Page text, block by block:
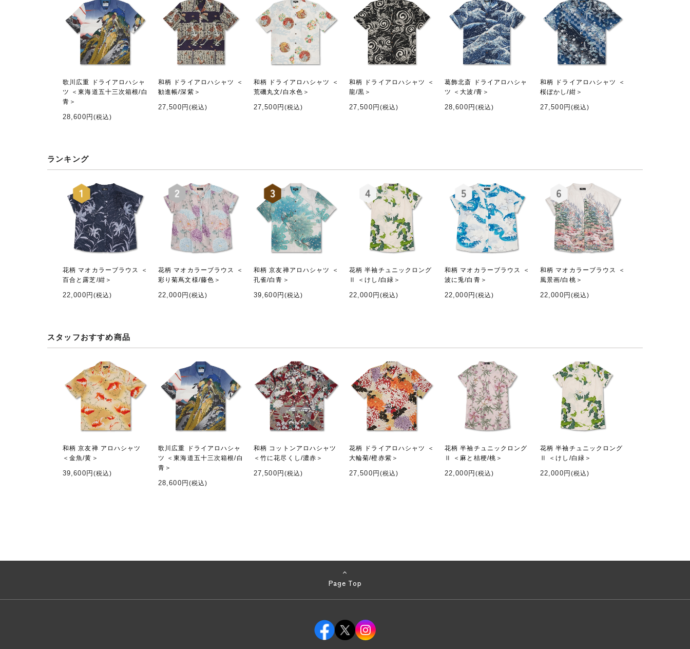
歌川広重 ドライアロハシャ
ツ ＜東海道五十三次箱根/白
青＞
28,600円 (税込)
和柄 ドライアロハシャツ ＜
勧進帳/深紫＞
27,500円 (税込)
和柄 ドライアロハシャツ ＜
荒磯丸文/白水色＞
27,500円 (税込)
和柄 ドライアロハシャツ ＜
龍/黒＞
27,500円 (税込)
葛飾北斎 ドライアロハシャ
ツ ＜大波/青＞
28,600円 (税込)
和柄 ドライアロハシャツ ＜
桜ぼかし/紺＞
27,500円 (税込)
ランキング
花柄 マオカラーブラウス ＜
百合と露芝/紺＞
22,000円 (税込)
花柄 マオカラーブラウス ＜
彩り菊蔦文様/藤色＞
22,000円 (税込)
和柄 京友禅アロハシャツ ＜
孔雀/白青＞
39,600円 (税込)
花柄 半袖チュニックロング
Ⅱ ＜けし/白緑＞
22,000円 (税込)
和柄 マオカラーブラウス ＜
波に兎/白青＞
22,000円 (税込)
和柄 マオカラーブラウス ＜
風景画/白桃＞
22,000円 (税込)
スタッフおすすめ商品
和柄 京友禅 アロハシャツ
＜金魚/黄＞
39,600円 (税込)
歌川広重 ドライアロハシャ
ツ ＜東海道五十三次箱根/白
青＞
28,600円 (税込)
和柄 コットンアロハシャツ
＜竹に花尽くし/濃赤＞
27,500円 (税込)
花柄 ドライアロハシャツ ＜
大輪菊/橙赤紫＞
27,500円 (税込)
花柄 半袖チュニックロング
Ⅱ ＜麻と桔梗/桃＞
22,000円 (税込)
花柄 半袖チュニックロング
Ⅱ ＜けし/白緑＞
22,000円 (税込)
Page Top